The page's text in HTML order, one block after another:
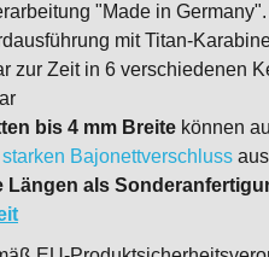
"Made in Germany".
mit Titan-
zur Zeit in 6 verschiedenen
bis 4 mm Breite können
Bajonettverschluss
Längen als